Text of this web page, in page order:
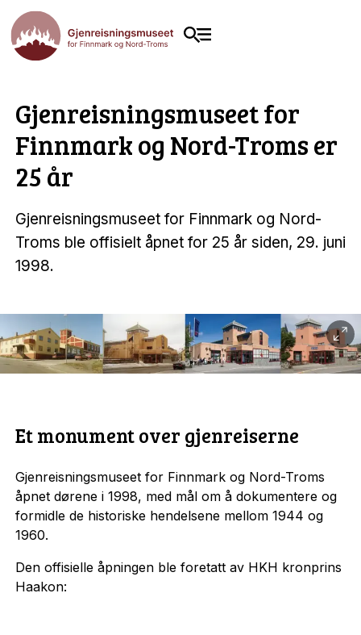
Gjenreisningsmuseet for
Finnmark og Nord-Troms er
25 år
Gjenreisningsmuseet for Finnmark og Nord-
Troms ble offisielt åpnet for 25 år siden, 29. juni
1998.
Et monument over gjenreiserne
Gjenreisningsmuseet for Finnmark og Nord-Troms
åpnet dørene i 1998, med mål om å dokumentere og
formidle de historiske hendelsene mellom 1944 og
1960.
Den offisielle åpningen ble foretatt av HKH kronprins
Haakon: